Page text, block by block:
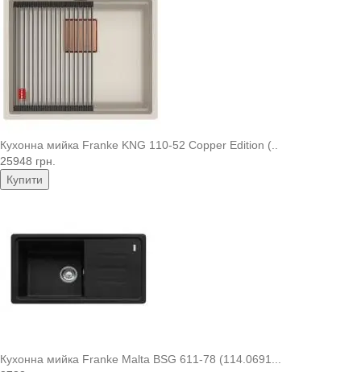
Кухонна мийка Franke KNG 110-52 Copper Edition (..
25948 грн.
Купити
Кухонна мийка Franke Malta BSG 611-78 (114.0691...